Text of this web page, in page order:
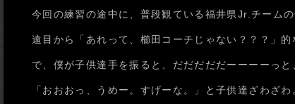
今回の練習の途中に、普段観ている福井県Jr.チーム
遠目から「あれって、櫛田コーチじゃない？？？」的
で、僕が子供達手を振ると、だだだだだーーーーっ
「おおおっ、うめー。すげーな。」と子供達ざわざわ